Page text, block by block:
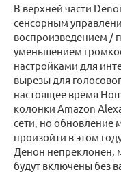
В верхней части
сенсорным
воспроизведением /
уменьшением
настройками для
вырезы для
настоящее время
колонки Amazon
сети, но
произойти в этом
Денон непреклонен,
будут включены без